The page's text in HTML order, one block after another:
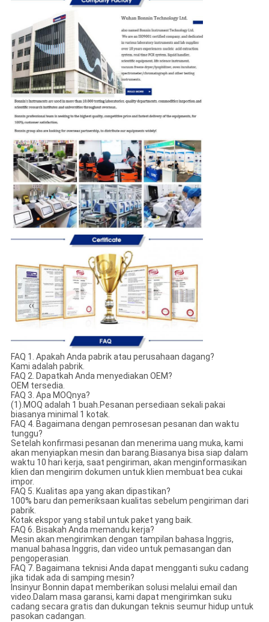
FAQ 1. Apakah Anda pabrik atau perusahaan dagang?
Kami adalah pabrik.
FAQ 2. Dapatkah Anda menyediakan OEM?
OEM tersedia.
FAQ 3. Apa MOQnya?
(1).MOQ adalah 1 buah.Pesanan persediaan sekali pakai
biasanya minimal 1 kotak.
FAQ 4. Bagaimana dengan pemrosesan pesanan dan waktu
tunggu?
Setelah konfirmasi pesanan dan menerima uang muka, kami
akan menyiapkan mesin dan barang.Biasanya bisa siap dalam
waktu 10 hari kerja, saat pengiriman, akan menginformasikan
klien dan mengirim dokumen untuk klien membuat bea cukai
impor.
FAQ 5. Kualitas apa yang akan dipastikan?
100% baru dan pemeriksaan kualitas sebelum pengiriman dari
pabrik.
Kotak ekspor yang stabil untuk paket yang baik.
FAQ 6. Bisakah Anda memandu kerja?
Mesin akan mengirimkan dengan tampilan bahasa Inggris,
manual bahasa Inggris, dan video untuk pemasangan dan
pengoperasian.
FAQ 7. Bagaimana teknisi Anda dapat mengganti suku cadang
jika tidak ada di samping mesin?
Insinyur Bonnin dapat memberikan solusi melalui email dan
video.Dalam masa garansi, kami dapat mengirimkan suku
cadang secara gratis dan dukungan teknis seumur hidup untuk
pasokan cadangan.